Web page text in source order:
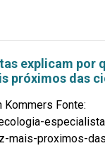
explicam por
próximos das
Fonte:
mais-proximos-